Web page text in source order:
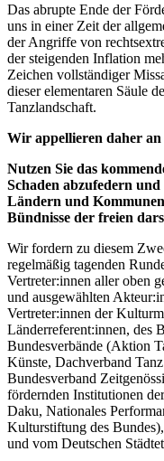
Das abrupte Ende der
uns in einer Zeit der
der Angriffe von
der steigenden Inflation
Zeichen vollständiger
dieser elementaren Säule
Tanzlandschaft.
Wir appellieren daher an
Nutzen Sie das
Schaden abzufedern
Ländern und
Bündnisse der freien
Wir fordern zu diesem
regelmäßig tagenden
Vertreter:innen aller oben
und ausgewählten
Vertreter:innen der
Länderreferent:innen, des
Bundesverbände (Aktion
Künste, Dachverband
Bundesverband
fördernden Institutionen
Daku, Nationales
Kulturstiftung des
und vom Deutschen